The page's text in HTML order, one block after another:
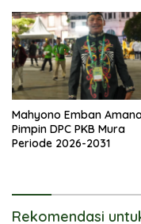
Mahyono Emban
Pimpin DPC PKB Mura
Periode 2026-2031
Rekomendasi